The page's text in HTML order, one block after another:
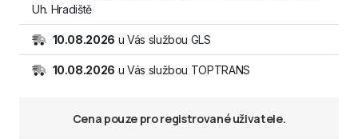
Uh. Hradiště
10.08.2026 u Vás službou GLS
10.08.2026 u Vás službou TOPTRANS
Cena pouze pro registrované uživatele.